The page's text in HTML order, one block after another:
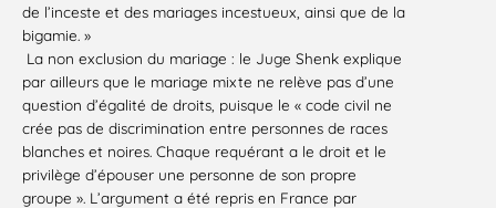
de l’inceste et des mariages incestueux, ainsi que de la
bigamie. »
La non exclusion du mariage : le Juge Shenk explique
par ailleurs que le mariage mixte ne relève pas d’une
question d’égalité de droits, puisque le « code civil ne
crée pas de discrimination entre personnes de races
blanches et noires. Chaque requérant a le droit et le
privilège d’épouser une personne de son propre
groupe ». L’argument a été repris en France par